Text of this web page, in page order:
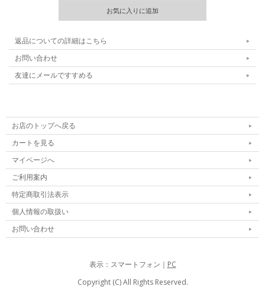
返品についての詳細はこちら
お問い合わせ
友達にメールですすめる
お店のトップへ戻る
カートを見る
マイページへ
ご利用案内
特定商取引法表示
個人情報の取扱い
お問い合わせ
表示：スマートフォン｜ PC
Copyright (C) All Rights Reserved.